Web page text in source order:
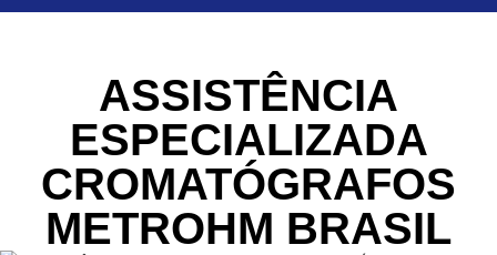
ASSISTÊNCIA
ESPECIALIZADA
CROMATÓGRAFOS
METROHM BRASIL